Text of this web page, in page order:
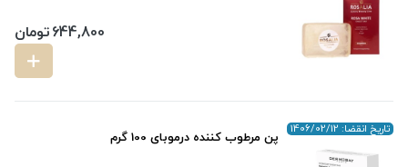
644,800تومان
تاریخ انقضا: 1406/02/12 پن مرطوب کننده درموبای 100 گرم